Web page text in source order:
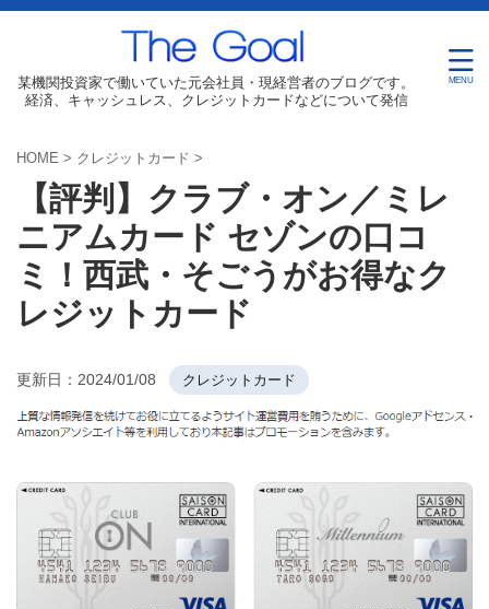
某機関投資家で働いていた元会社員・現経営者のブログです。
経済、キャッシュレス、クレジットカードなどについて発信
HOME > クレジットカード >
【評判】クラブ・オン／ミレ
ニアムカード セゾンの口コ
ミ！西武・そごうがお得なク
レジットカード
更新日： 2024/01/08 クレジットカード